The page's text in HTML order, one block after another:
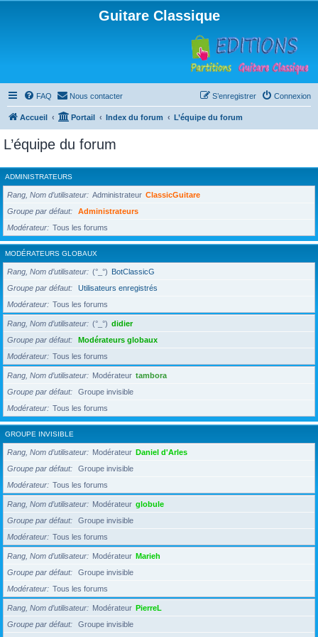
Guitare Classique
FAQ Nous contacter Connexion
S’enregistrer
Accueil Portail Index du forum L’équipe du forum
L’équipe du forum
ADMINISTRATEURS
Rang, Nom d’utilisateur Administrateur ClassicGuitare
Groupe par défaut
Administrateurs
Modérateur
Tous les forums
MODÉRATEURS GLOBAUX
Rang, Nom d’utilisateur (°_°) BotClassicG
Groupe par défaut
Utilisateurs enregistrés
Modérateur
Tous les forums
Rang, Nom d’utilisateur (°_°) didier
Groupe par défaut
Modérateurs globaux
Modérateur
Tous les forums
Rang, Nom d’utilisateur Modérateur tambora
Groupe par défaut
Groupe invisible
Modérateur
Tous les forums
GROUPE INVISIBLE
Rang, Nom d’utilisateur Modérateur Daniel d'Arles
Groupe par défaut
Groupe invisible
Modérateur
Tous les forums
Rang, Nom d’utilisateur Modérateur globule
Groupe par défaut
Groupe invisible
Modérateur
Tous les forums
Rang, Nom d’utilisateur Modérateur Marieh
Groupe par défaut
Groupe invisible
Modérateur
Tous les forums
Rang, Nom d’utilisateur Modérateur PierreL
Groupe par défaut
Groupe invisible